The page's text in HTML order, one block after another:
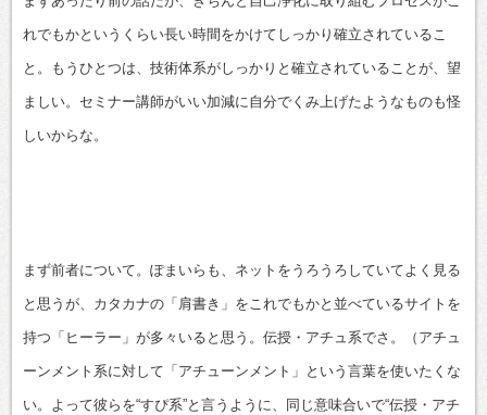
れでもかというくらい長い時間をかけてしっかり確立されているこ
と。もうひとつは、技術体系がしっかりと確立されていることが、望
ましい。セミナー講師がいい加減に自分でくみ上げたようなものも怪
しいからな。
まず前者について。ぽまいらも、ネットをうろうろしていてよく見る
と思うが、カタカナの「肩書き」をこれでもかと並べているサイトを
持つ「ヒーラー」が多々いると思う。伝授・アチュ系でさ。（アチュ
ーンメント系に対して「アチューンメント」という言葉を使いたくな
い。よって彼らを“すぴ系”と言うように、同じ意味合いで“伝授・アチ